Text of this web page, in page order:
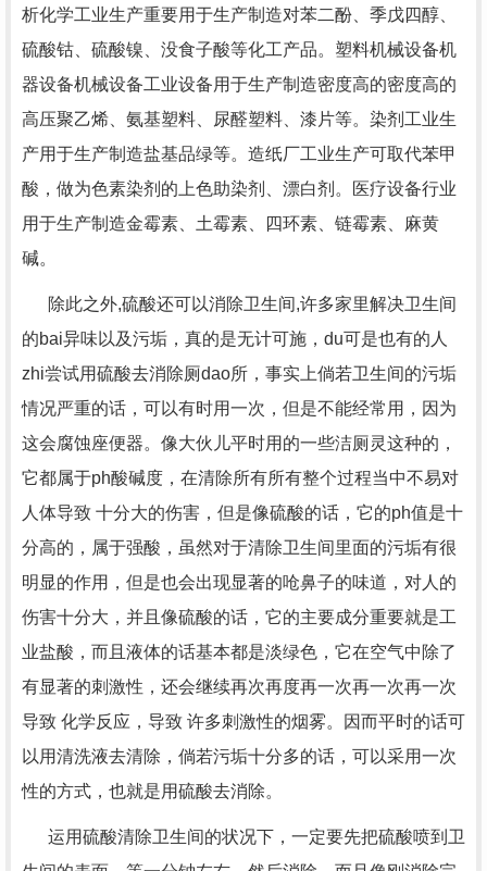
析化学工业生产重要用于生产制造对苯二酚、季戊四醇、
硫酸钴、硫酸镍、没食子酸等化工产品。塑料机械设备机
器设备机械设备工业设备用于生产制造密度高的密度高的
高压聚乙烯、氨基塑料、尿醛塑料、漆片等。染剂工业生
产用于生产制造盐基品绿等。造纸厂工业生产可取代苯甲
酸，做为色素染剂的上色助染剂、漂白剂。医疗设备行业
用于生产制造金霉素、土霉素、四环素、链霉素、麻黄
碱。
除此之外,硫酸还可以消除卫生间,许多家里解决卫生间
的bai异味以及污垢，真的是无计可施，du可是也有的人
zhi尝试用硫酸去消除厕dao所，事实上倘若卫生间的污垢
情况严重的话，可以有时用一次，但是不能经常用，因为
这会腐蚀座便器。像大伙儿平时用的一些洁厕灵这种的，
它都属于ph酸碱度，在清除所有所有整个过程当中不易对
人体导致 十分大的伤害，但是像硫酸的话，它的ph值是十
分高的，属于强酸，虽然对于清除卫生间里面的污垢有很
明显的作用，但是也会出现显著的呛鼻子的味道，对人的
伤害十分大，并且像硫酸的话，它的主要成分重要就是工
业盐酸，而且液体的话基本都是淡绿色，它在空气中除了
有显著的刺激性，还会继续再次再度再一次再一次再一次
导致 化学反应，导致 许多刺激性的烟雾。因而平时的话可
以用清洗液去清除，倘若污垢十分多的话，可以采用一次
性的方式，也就是用硫酸去消除。
运用硫酸清除卫生间的状况下，一定要先把硫酸喷到卫